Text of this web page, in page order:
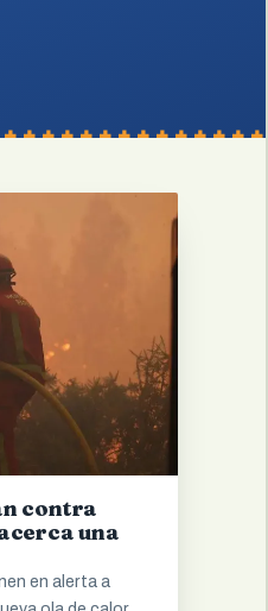
contra
una
en alerta a